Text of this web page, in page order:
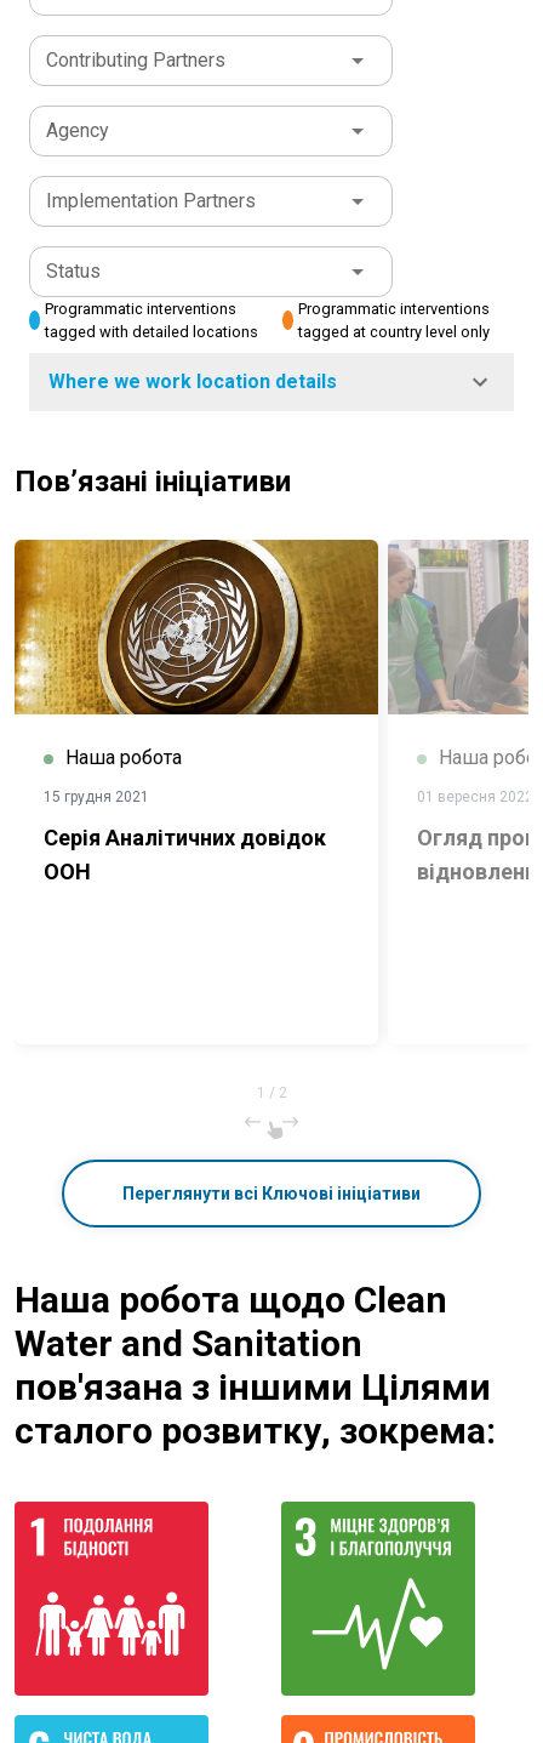
Contributing Partners
Agency
Implementation Partners
Status
Programmatic interventions
tagged with detailed locations
Programmatic interventions
tagged at country level only
Where we work location details
Пов’язані ініціативи
Наша робота
15 грудня 2021
Серія Аналітичних довідок
ООН
Наша
01 вересня 2022
Огляд
1 / 2
Переглянути всі Ключові ініціативи
Наша робота щодо Clean
Water and Sanitation
пов'язана з іншими Цілями
сталого розвитку, зокрема: